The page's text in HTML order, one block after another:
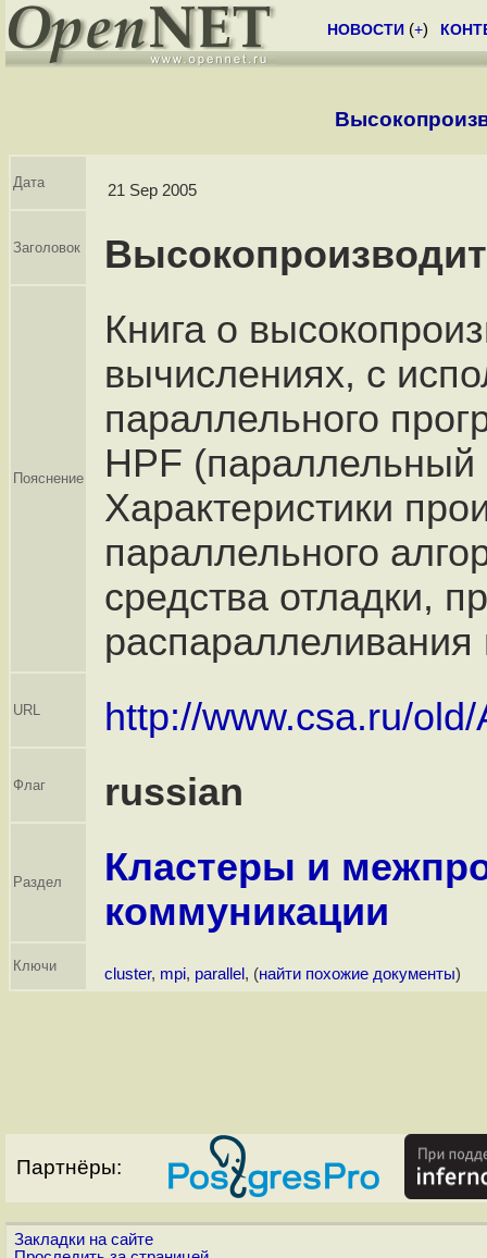
НОВОСТИ (+)
Дата 21 Sep 2005
Заголовок
Пояснение
Книга о
вычислениях, с
параллельного
HPF
Характеристики
параллельного
средства отладки,
распараллеливания
URL http://www.csa.ru/
Флаг russian
Раздел
Кластеры и
коммуникации
Ключи cluster, mpi, parallel , (найти похожие документы)
Партнёры:
Закладки на сайте